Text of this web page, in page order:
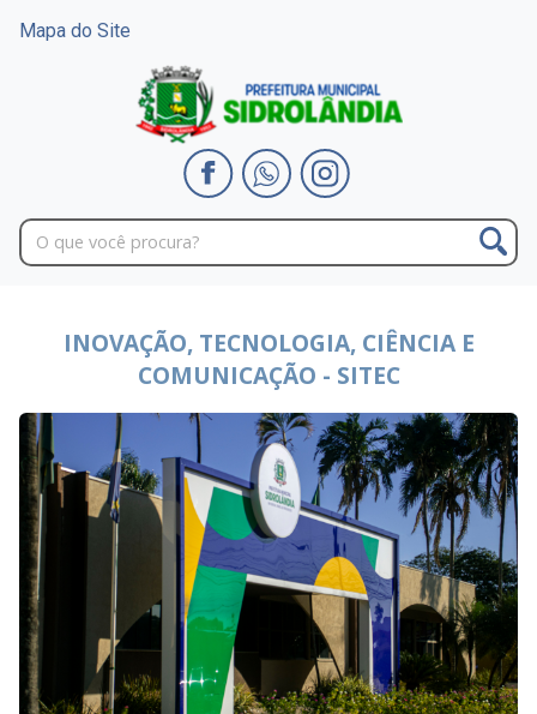
Mapa do Site
INOVAÇÃO, TECNOLOGIA, CIÊNCIA E
COMUNICAÇÃO - SITEC